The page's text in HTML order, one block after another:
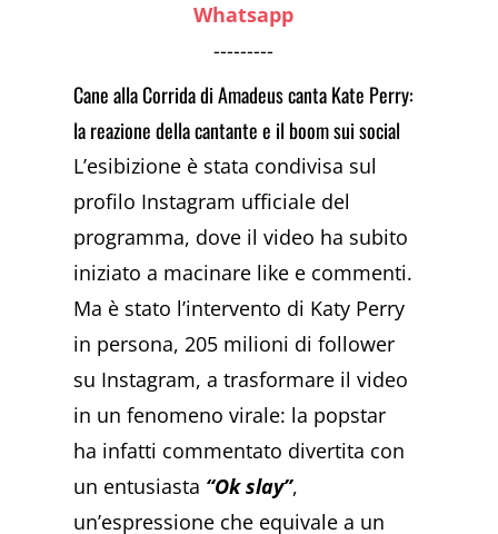
Whatsapp
---------
Cane alla Corrida di Amadeus canta Kate Perry:
la reazione della cantante e il boom sui social
L’esibizione è stata condivisa sul
profilo Instagram ufficiale del
programma, dove il video ha subito
iniziato a macinare like e commenti.
Ma è stato l’intervento di Katy Perry
in persona, 205 milioni di follower
su Instagram, a trasformare il video
in un fenomeno virale: la popstar
ha infatti commentato divertita con
un entusiasta “Ok slay”,
un’espressione che equivale a un